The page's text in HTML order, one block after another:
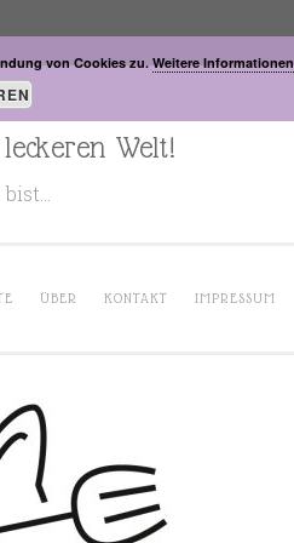
Welt!
ÜBER KONTAKT IMPRESSUM
von Cookies zu.Weitere Informationen